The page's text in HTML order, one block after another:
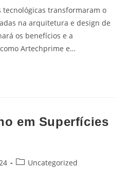
tecnológicas transformaram o
na arquitetura e design de
os benefícios e a
Artechprime e…
em Superfícies
Uncategorized